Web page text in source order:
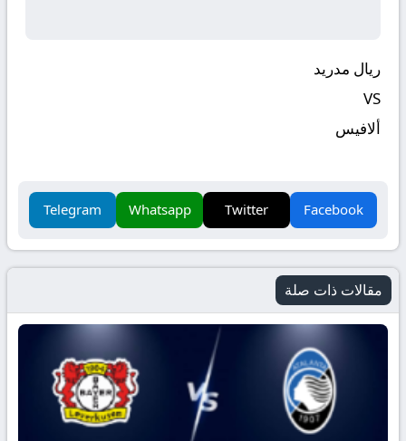
ريال مدريد
VS
ألافيس
Facebook
Twitter
Whatsapp
Telegram
مقالات ذات صلة